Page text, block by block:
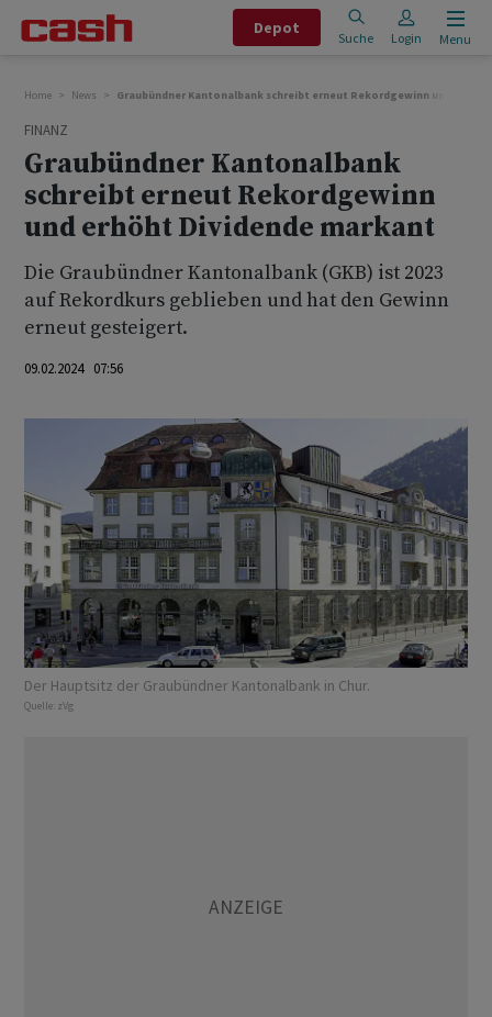
Depot
Suche Login Menu
Home News Graubündner Kantonalbank schreibt erneut Rekordgewinn und
FINANZ
Graubündner Kantonalbank
schreibt erneut Rekordgewinn
und erhöht Dividende markant
Die Graubündner Kantonalbank (GKB) ist 2023
auf Rekordkurs geblieben und hat den Gewinn
erneut gesteigert.
09.02.2024 07:56
Der Hauptsitz der Graubündner Kantonalbank in Chur.
Quelle: zVg